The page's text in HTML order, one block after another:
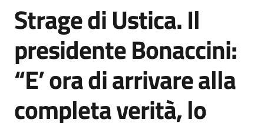
comunicato
Risorse
Agenzia
Salta al contenuto
Strage di Ustica. Il
presidente Bonaccini:
“E’ ora di arrivare alla
completa verità, lo